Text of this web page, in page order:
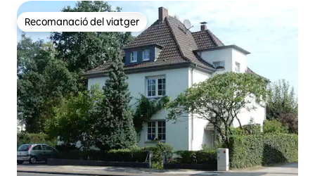
Recomanació del viatger
Recomanació del viatger